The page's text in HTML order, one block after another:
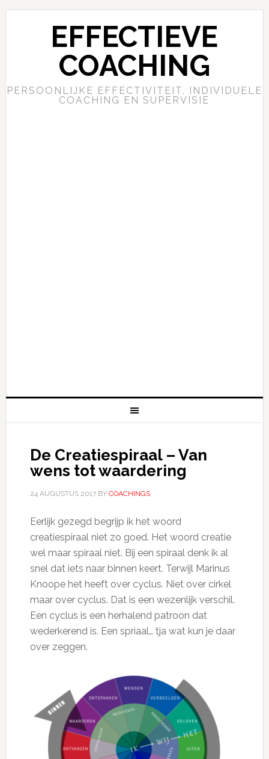
EFFECTIEVE
COACHING
PERSOONLIJKE EFFECTIVITEIT, INDIVIDUELE
COACHING EN SUPERVISIE
De Creatiespiraal – Van
wens tot waardering
24 AUGUSTUS 2017BY COACHINGS
Eerlijk gezegd begrijp ik het woord
creatiespiraal niet zo goed. Het woord creatie
wel maar spiraal niet. Bij een spiraal denk ik al
snel dat iets naar binnen keert. Terwijl Marinus
Knoope het heeft over cyclus. Niet over cirkel
maar over cyclus. Dat is een wezenlijk verschil.
Een cyclus is een herhalend patroon dat
wederkerend is. Een spriaal… tja wat kun je daar
over zeggen.